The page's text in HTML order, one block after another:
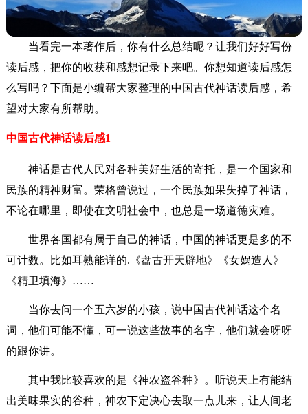
当看完一本著作后，你有什么总结呢？让我们好好写份
读后感，把你的收获和感想记录下来吧。你想知道读后感怎
么写吗？下面是小编帮大家整理的中国古代神话读后感，希
望对大家有所帮助。
中国古代神话读后感1
神话是古代人民对各种美好生活的寄托，是一个国家和
民族的精神财富。荣格曾说过，一个民族如果失掉了神话，
不论在哪里，即使在文明社会中，也总是一场道德灾难。
世界各国都有属于自己的神话，中国的神话更是多的不
可计数。比如耳熟能详的.《盘古开天辟地》《女娲造人》
《精卫填海》……
当你去问一个五六岁的小孩，说中国古代神话这个名
词，他们可能不懂，可一说这些故事的名字，他们就会呀呀
的跟你讲。
其中我比较喜欢的是《神农盗谷种》。听说天上有能结
出美味果实的谷种，神农下定决心去取一点儿来，让人间老